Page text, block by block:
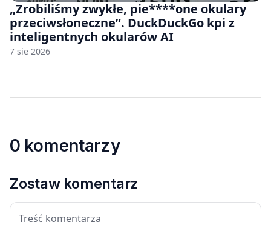
„Zrobiliśmy zwykłe, pie****one okulary
przeciwsłoneczne”. DuckDuckGo kpi z
inteligentnych okularów AI
7 sie 2026
0 komentarzy
Zostaw komentarz